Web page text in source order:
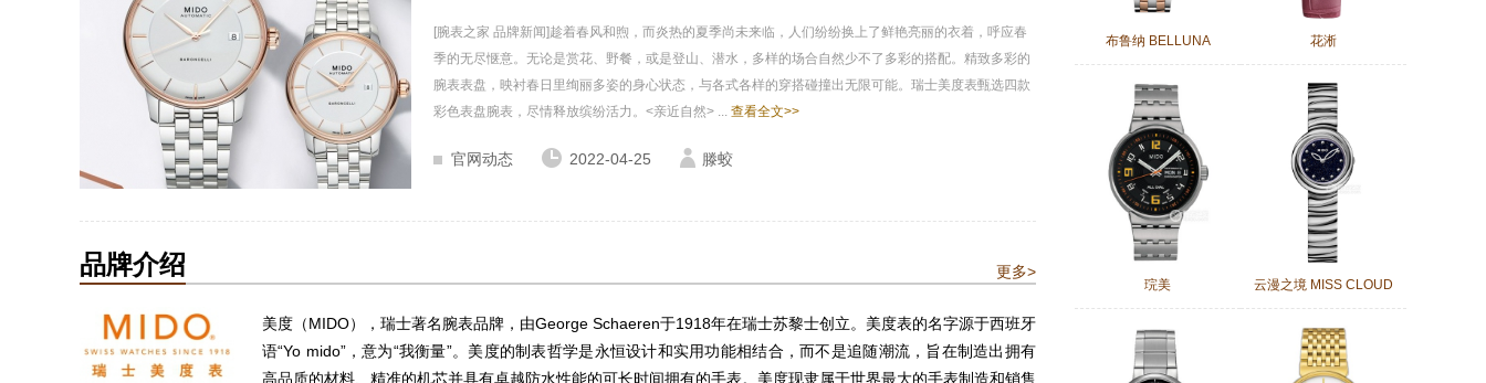
[腕表之家 品牌新闻]趁着春风和煦，而炎热的夏季尚未来临，人们纷纷换上了鲜艳亮丽的衣着，呼应春
季的无尽惬意。无论是赏花、野餐，或是登山、潜水，多样的场合自然少不了多彩的搭配。精致多彩的
腕表表盘，映衬春日里绚丽多姿的身心状态，与各式各样的穿搭碰撞出无限可能。瑞士美度表甄选四款
彩色表盘腕表，尽情释放缤纷活力。<亲近自然> ... 查看全文>>
官网动态 2022-04-25 滕蛟
品牌介绍 更多>
美度（MIDO），瑞士著名腕表品牌，由George Schaeren于1918年在瑞士苏黎士创立。美度表的名字源于西班牙
语“Yo mido”，意为“我衡量”。美度的制表哲学是永恒设计和实用功能相结合，而不是追随潮流，旨在制造出拥有
高品质的材料、精准的机芯并具有卓越防水性能的可长时间拥有的手表。美度现隶属于世界最大的手表制造和销售
布鲁纳 BELLUNA 花淅
琓美 云漫之境 MISS CLOUD